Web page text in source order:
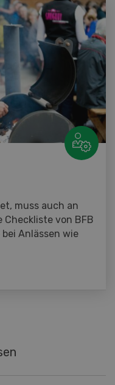
muss auch an
von BFB
Anlässen wie